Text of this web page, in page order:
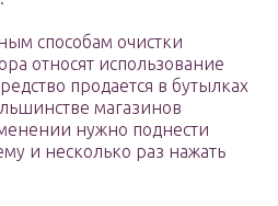
способам очистки
относят использование
продается в бутылках
магазинов
нужно поднести
и несколько раз нажать